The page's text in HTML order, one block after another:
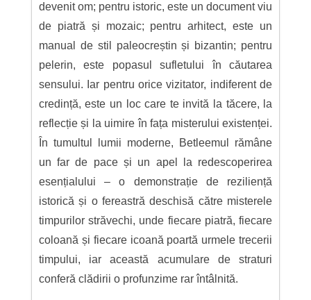
devenit om; pentru istoric, este un document viu
de piatră și mozaic; pentru arhitect, este un
manual de stil paleocreștin și bizantin; pentru
pelerin, este popasul sufletului în căutarea
sensului. Iar pentru orice vizitator, indiferent de
credință, este un loc care te invită la tăcere, la
reflecție și la uimire în fața misterului existenței.
În tumultul lumii moderne, Betleemul rămâne
un far de pace și un apel la redescoperirea
esențialului – o demonstrație de reziliență
istorică și o fereastră deschisă către misterele
timpurilor străvechi, unde fiecare piatră, fiecare
coloană și fiecare icoană poartă urmele trecerii
timpului, iar această acumulare de straturi
conferă clădirii o profunzime rar întâlnită.